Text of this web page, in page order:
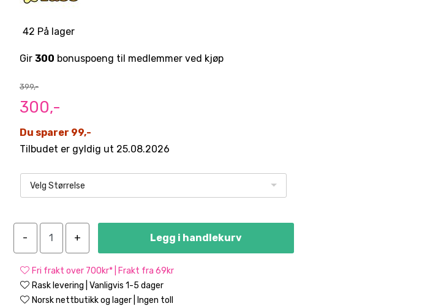
42 På lager
Gir 300 bonuspoeng til medlemmer ved kjøp
399,-
300,-
Du sparer 99,-
Tilbudet er gyldig ut 25.08.2026
Velg Størrelse
Legg i handlekurv
Fri frakt over 700kr* | Frakt fra 69kr
Rask levering | Vanligvis 1-5 dager
Norsk nettbutikk og lager | Ingen toll